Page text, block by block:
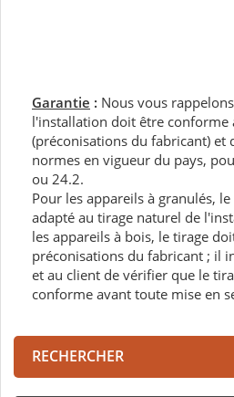
Garantie : Nous vous
l'installation doit être conforme
(préconisations du fabricant) et
normes en vigueur du pays,
ou 24.2.
Pour les appareils à granulés,
adapté au tirage naturel de
les appareils à bois, le tirage
préconisations du fabricant ; il
et au client de vérifier que le
conforme avant toute mise en
RECHERCHER